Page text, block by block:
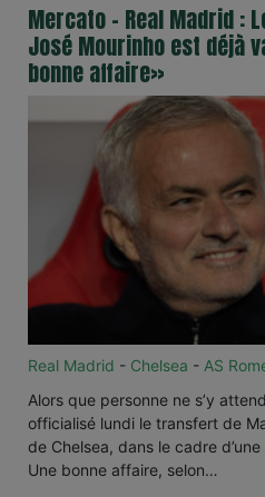
Mercato - Real Madrid :
José Mourinho est déjà
bonne affaire»
Real Madrid - Chelsea - AS
Alors que personne ne s’y
officialisé lundi le transfert de
de Chelsea, dans le cadre
Une bonne affaire, selon…